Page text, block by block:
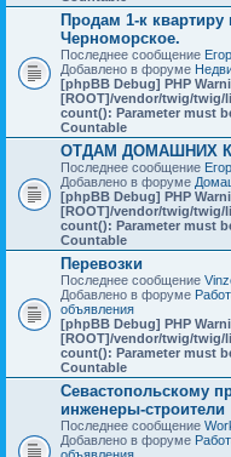
Продам 1-к квартиру
Черноморское.
Последнее сообщение Егор
Добавлено в форуме
[phpBB Debug] PHP
[ROOT]/vendor/twig/twig/
count(): Parameter must
Countable
ОТДАМ ДОМАШНИХ
Последнее сообщение Егор
Добавлено в форуме
[phpBB Debug] PHP
[ROOT]/vendor/twig/twig/
count(): Parameter must
Countable
Перевозки
Последнее сообщение
Добавлено в форуме
объявления
[phpBB Debug] PHP
[ROOT]/vendor/twig/twig/
count(): Parameter must
Countable
Севастопольскому
инженеры-строители
Последнее сообщение
Добавлено в форуме
объявления